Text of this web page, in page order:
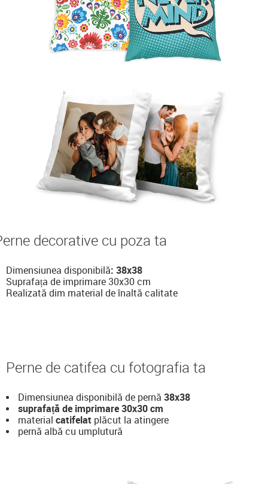
decorative cu poza ta
Dimensiunea disponibilă: 38x38
Suprafața de imprimare 30x30 cm
Realizată dim material de înaltă calitate
Perne de catifea cu fotografia ta
Dimensiunea disponibilă de pernă 38x38
suprafață de imprimare30x30 cm
material catifelat plăcut la atingere
pernă albă cu umplutură